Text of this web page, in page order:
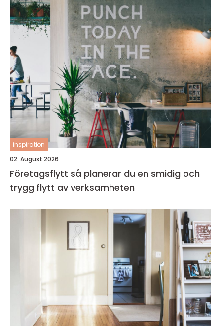
inspiration
02. August 2026
Företagsflytt så planerar du en smidig och
trygg flytt av verksamheten